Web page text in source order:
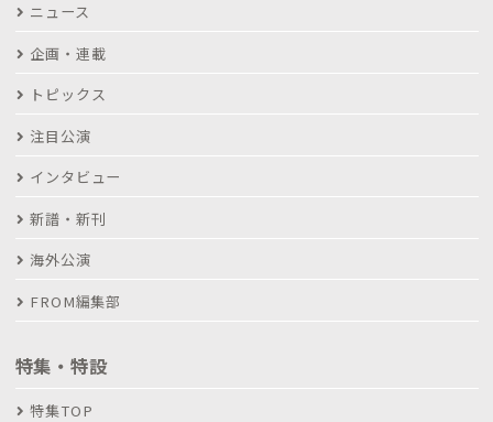
ニュース
企画・連載
トピックス
注目公演
インタビュー
新譜・新刊
海外公演
FROM編集部
特集・特設
特集TOP